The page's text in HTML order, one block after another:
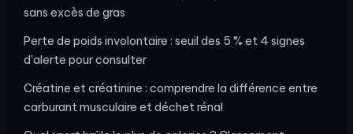
sans excès de gras
Perte de poids involontaire : seuil des 5 % et 4 signes
d'alerte pour consulter
Créatine et créatinine : comprendre la différence entre
carburant musculaire et déchet rénal